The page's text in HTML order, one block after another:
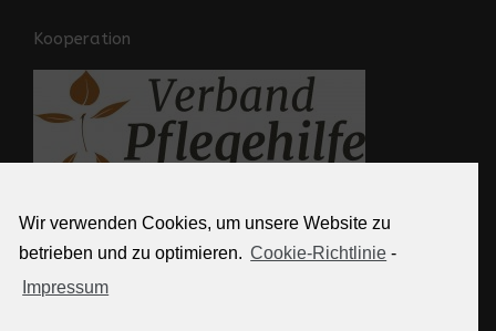
Wir verwenden Cookies, um unsere Website zu
betrieben und zu optimieren. Cookie-Richtlinie -
Impressum
Kooperation
Weitere Links
Kontakt